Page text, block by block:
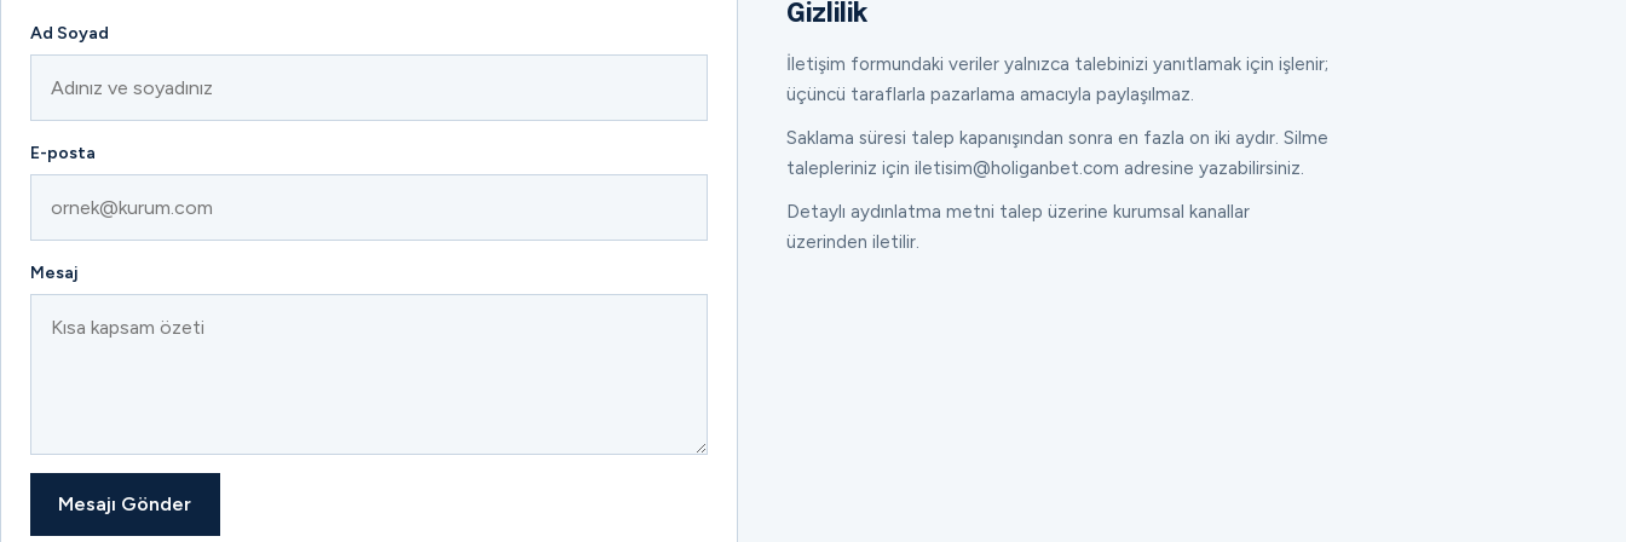
Ad Soyad
E-posta
Mesaj
Mesajı Gönder
Gizlilik
İletişim formundaki veriler yalnızca talebinizi yanıtlamak için işlenir;
üçüncü taraflarla pazarlama amacıyla paylaşılmaz.
Saklama süresi talep kapanışından sonra en fazla on iki aydır. Silme
talepleriniz için iletisim@holiganbet.com adresine yazabilirsiniz.
Detaylı aydınlatma metni talep üzerine kurumsal kanallar
üzerinden iletilir.